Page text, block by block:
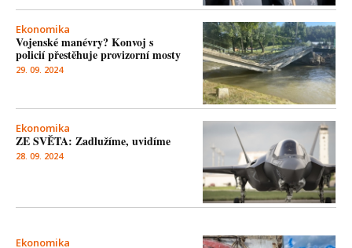
Ekonomika
Vojenské manévry? Konvoj s
policií přestěhuje provizorní mosty
29. 09. 2024
Ekonomika
ZE SVĚTA: Zadlužíme, uvidíme
28. 09. 2024
Ekonomika